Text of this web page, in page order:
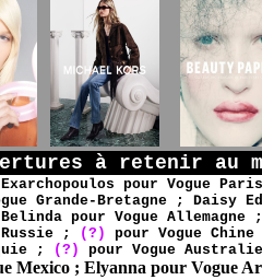
à retenir au
pour Vogue
Grande-Bretagne ; Daisy
Belinda pour Vogue
;
(?) pour Vogue
; (?)
pour Vogue
Mexico ; Elyanna pour Vogue